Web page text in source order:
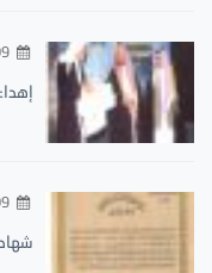
18-10-09 08:28 صباحاً
27-08-09 12:00 مساءً